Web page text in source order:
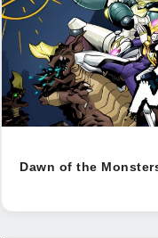
Dawn of the